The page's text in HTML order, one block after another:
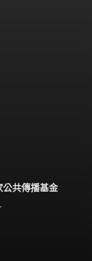
公共傳播基金